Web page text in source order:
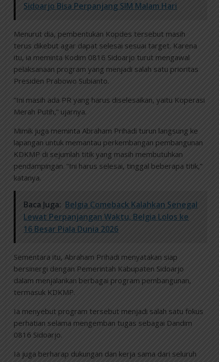
Sidoarjo Bisa Perpanjang SIM Malam Hari
Menurut dia, pembentukan Kopdes tersebut masih
terus dikebut agar dapat selesai sesuai target. Karena
itu, ia meminta Kodim 0816 Sidoarjo turut mengawal
pelaksanaan program yang menjadi salah satu prioritas
Presiden Prabowo Subianto.
“Ini masih ada PR yang harus diselesaikan, yaitu Koperasi
Merah Putih,” ujarnya.
Mimik juga meminta Abraham Prihadi turun langsung ke
lapangan untuk memantau perkembangan pembangunan
KDKMP di sejumlah titik yang masih membutuhkan
pendampingan. “Ini harus selesai, tinggal beberapa titik,”
katanya.
Baca Juga: Belgia Comeback Kalahkan Senegal
Lewat Perpanjangan Waktu, Belgia Lolos ke
16 Besar Piala Dunia 2026
Sementara itu, Abraham Prihadi menyatakan siap
bersinergi dengan Pemerintah Kabupaten Sidoarjo
dalam menjalankan berbagai program pembangunan,
termasuk KDKMP.
Ia menyebut program tersebut menjadi salah satu fokus
perhatian selama mengemban tugas sebagai Dandim
0816 Sidoarjo.
Ia juga berharap dukungan dan kerja sama dari seluruh